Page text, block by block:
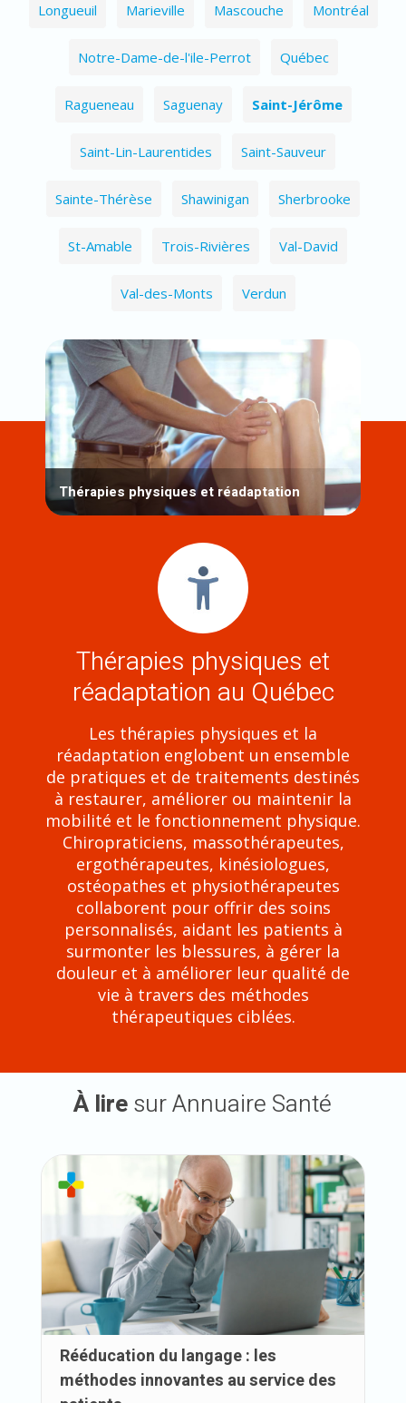
Longueuil Marieville Mascouche Montréal
Notre-Dame-de-l'ile-Perrot Québec
Ragueneau Saguenay Saint-Jérôme
Saint-Lin-Laurentides Saint-Sauveur
Sainte-Thérèse Shawinigan Sherbrooke
St-Amable Trois-Rivières Val-David
Val-des-Monts Verdun
Thérapies physiques et réadaptation
Thérapies physiques et
réadaptation au Québec
Les thérapies physiques et la
réadaptation englobent un ensemble
de pratiques et de traitements destinés
à restaurer, améliorer ou maintenir la
mobilité et le fonctionnement physique.
Chiropraticiens, massothérapeutes,
ergothérapeutes, kinésiologues,
ostéopathes et physiothérapeutes
collaborent pour offrir des soins
personnalisés, aidant les patients à
surmonter les blessures, à gérer la
douleur et à améliorer leur qualité de
vie à travers des méthodes
thérapeutiques ciblées.
À liresur Annuaire Santé
Rééducation du langage : les
méthodes innovantes au service des